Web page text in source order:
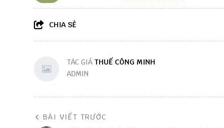
CHIA SẺ
TÁC GIẢ THUẾ CÔNG MINH
ADMIN
BÀI VIẾT TRƯỚC